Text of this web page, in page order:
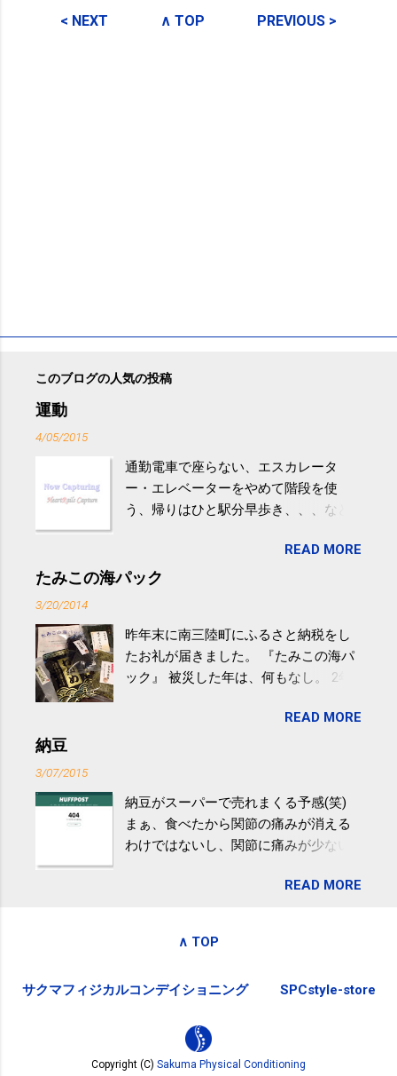
メ
< NEXT ∧ TOP PREVIOUS >
このブログの人気の投稿
運動
4/05/2015
通勤電車で座らない、エスカレータ
ー・エレベーターをやめて階段を使
う、帰りはひと駅分早歩き、、、など
やすい。 スポーツウェア・シューズで
するものだけが運動ではない。 食べ
けると改善する、との結果を筑波大の
研究チームが発表した。改善が期待で
きるのは、過度の飲酒が原因ではない
減らなくても効果があるという。 正田
波大「減量しなくても効果」 - ニュー
ス - アピタル（医療・健康）
READ MORE
たみこの海パック
3/20/2014
昨年末に南三陸町にふるさと納税をし
たお礼が届きました。 『たみこの海パ
ック』 被災した年は、何もなし。 2年
が『たみこの海パック』。 ボランティ
全く考えていなかったので、貰えると
少しづつ復興してる感が伝わってきて
嬉しいです。 あと、ふるさと納税が節
ですが、節税になるほど稼げていない
税務局｜ふるさと納税など個人住民税
READ MORE
納豆
3/07/2015
納豆がスーパーで売れまくる予感(笑)
まぁ、食べたから関節の痛みが消える
わけではないし、関節に痛みが少ない
ど。。 「関節の老化」は、「コンドロ
歳をピークにして、体内で作られる量
代の半分、60代ではそのさらに半分に
起こさないためには、食生活で「コン
ドロイチン」を補うことが大切。そし
READ MORE
∧ TOP
サクマフィジカルコンデイショニング SPCstyle-store
Copyright (C) Sakuma Physical Conditioning